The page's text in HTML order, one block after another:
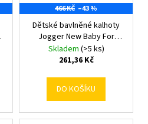
466 KČ –43 %
Dětské bavlněné kalhoty
Jogger New Baby For
Babies safari 74 (6-9m)
Skladem (>5 ks)
261,36 Kč
DO KOŠÍKU